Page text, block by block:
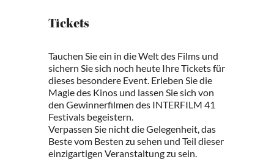
Tickets
Tauchen Sie ein in die Welt des Films und
sichern Sie sich noch heute Ihre Tickets für
dieses besondere Event. Erleben Sie die
Magie des Kinos und lassen Sie sich von
den Gewinnerfilmen des INTERFILM 41
Festivals begeistern.
Verpassen Sie nicht die Gelegenheit, das
Beste vom Besten zu sehen und Teil dieser
einzigartigen Veranstaltung zu sein.